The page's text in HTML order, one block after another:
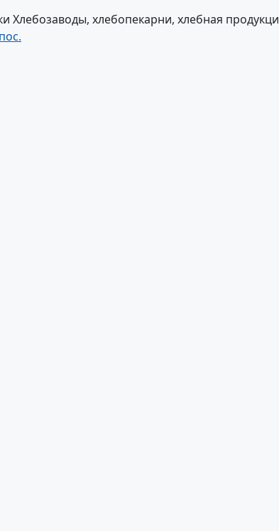
Хлебозаводы, хлебопекарни, хлебная